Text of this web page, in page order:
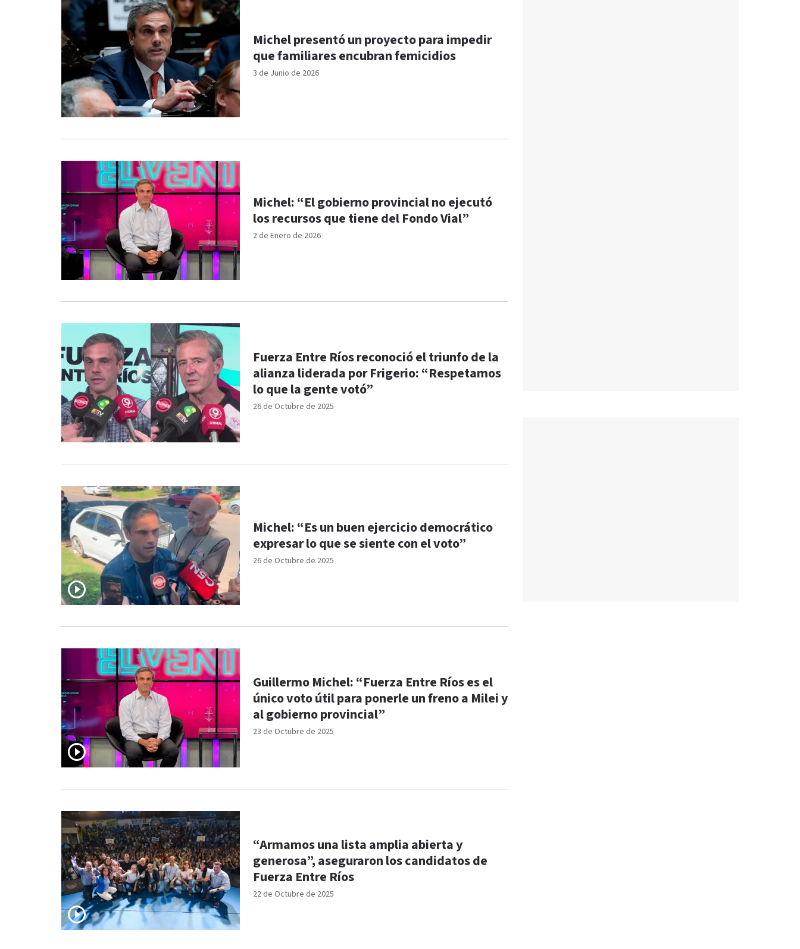
3 de Junio de 2026
Michel presentó un proyecto para impedir
que familiares encubran femicidios
2 de Enero de 2026
Michel: “El gobierno provincial no ejecutó
los recursos que tiene del Fondo Vial”
26 de Octubre de 2025
Fuerza Entre Ríos reconoció el triunfo de la
alianza liderada por Frigerio: “Respetamos
lo que la gente votó”
26 de Octubre de 2025
Michel: “Es un buen ejercicio democrático
expresar lo que se siente con el voto”
23 de Octubre de 2025
Guillermo Michel: “Fuerza Entre Ríos es el
único voto útil para ponerle un freno a Milei y
al gobierno provincial”
22 de Octubre de 2025
“Armamos una lista amplia abierta y
generosa”, aseguraron los candidatos de
Fuerza Entre Ríos